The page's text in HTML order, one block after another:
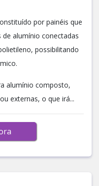
por painéis que
alumínio conectadas
possibilitando
alumínio composto,
externas, o que irá...